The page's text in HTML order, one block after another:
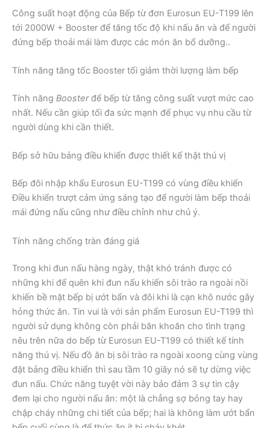
Công suất hoạt động của Bếp từ đơn Eurosun EU-T199 lên
tới 2000W + Booster để tăng tốc độ khi nấu ăn và để người
đứng bếp thoải mái làm được các món ăn bổ dưỡng..
Tính năng tăng tốc Booster tối giảm thời lượng làm bếp
Tính năng Boosterđể bếp từ tăng công suất vượt mức cao
nhất. Nếu cần giúp tối đa sức mạnh để phục vụ nhu cầu từ
người dùng khi cần thiết.
Bếp sở hữu bảng điều khiển được thiết kế thật thú vị
Bếp đôi nhập khẩu Eurosun EU-T199 có vùng điều khiển
Điều khiển trượt cảm ứng sáng tạo để người làm bếp thoải
mái đứng nấu cũng như điều chỉnh như chủ ý.
Tính năng chống tràn đáng giá
Trong khi đun nấu hàng ngày, thật khó tránh được có
những khi để quên khi đun nấu khiến sôi trào ra ngoài nồi
khiến bề mặt bếp bị ướt bẩn và đôi khi là cạn khô nước gây
hỏng thức ăn. Tin vui là với sản phẩm Eurosun EU-T199 thì
người sử dụng không còn phải băn khoăn cho tình trạng
nêu trên nữa do bếp từ Eurosun EU-T199 có thiết kế tính
năng thú vị. Nếu đồ ăn bị sôi trào ra ngoài xoong cùng vùng
đặt bảng điều khiển thì sau tầm 10 giây nó sẽ tự dừng việc
đun nấu. Chức năng tuyệt vời này bảo đảm 3 sự tin cậy
đem lại cho người nấu ăn: một là chẳng sợ bỏng tay hay
chập cháy những chi tiết của bếp; hai là không làm ướt bẩn